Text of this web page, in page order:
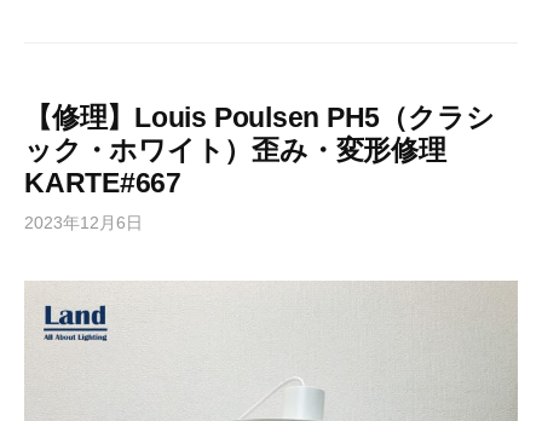
【修理】Louis Poulsen PH5（クラシ
ック・ホワイト）歪み・変形修理
KARTE#667
2023年12月6日